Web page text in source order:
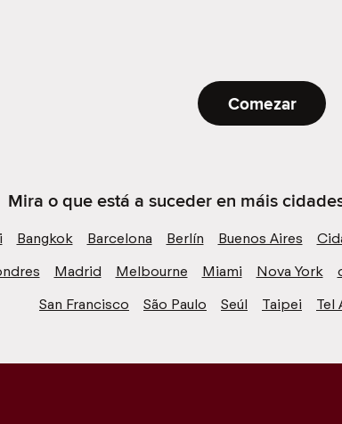
Comezar
Mira o que está a suceder en máis
Bangkok Barcelona Berlín Buenos Aires
Madrid Melbourne Miami Nova York
San Francisco
São Paulo Seúl Taipei Tel